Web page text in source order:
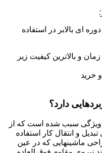
ای بالابر در استفاده
زمان و بالاترین کیفیت زیر
خرید
دارد؟
ویژگی سبب شده است که از
و انتقال کار استفاده
ماشینهایی که در عین